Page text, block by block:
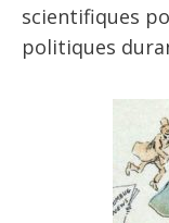
scientifiques
politiques